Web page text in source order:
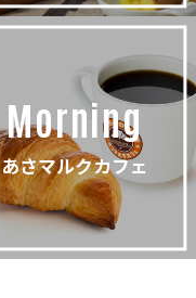
Morning
あさマルクカフェ